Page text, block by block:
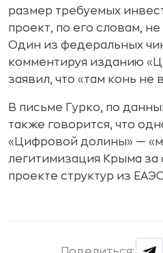
размер требуемых
проект, по его словам,
Один из федеральных
комментируя изданию
заявил, что «там конь не
В письме Гурко, по
также говорится, что
«Цифровой долины» —
легитимизация Крыма за
проекте структур из